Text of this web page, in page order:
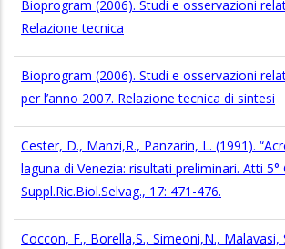
Bioprogram (2006). Studi e osservazioni
Relazione tecnica
Bioprogram (2006). Studi e osservazioni
per l’anno 2007. Relazione tecnica di sintesi
Cester, D., Manzi,R., Panzarin, L. (1991).
laguna di Venezia: risultati preliminari. Atti 5°
Suppl.Ric.Biol.Selvag., 17: 471-476.
Coccon, F., Borella,S., Simeoni,N., Malavasi,